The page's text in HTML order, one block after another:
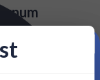
bij
uit Barbados. In
bij